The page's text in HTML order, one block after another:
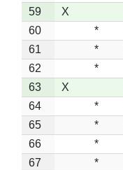
59
X
60
*
61
*
62
*
63
X
64
*
65
*
66
*
67
*